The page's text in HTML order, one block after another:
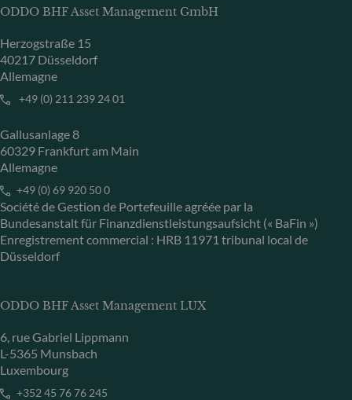
ODDO BHF Asset Management GmbH
Herzogstraße 15
40217 Düsseldorf
Allemagne
+49 (0) 211 239 24 01
Gallusanlage 8
60329 Frankfurt am Main
Allemagne
+49 (0) 69 920 50 0
Société de Gestion de Portefeuille agréée par la
Bundesanstalt für Finanzdienstleistungsaufsicht (« BaFin »)
Enregistrement commercial : HRB 11971 tribunal local de
Düsseldorf
ODDO BHF Asset Management LUX
6, rue Gabriel Lippmann
L-5365 Munsbach
Luxembourg
+352 45 76 76 245